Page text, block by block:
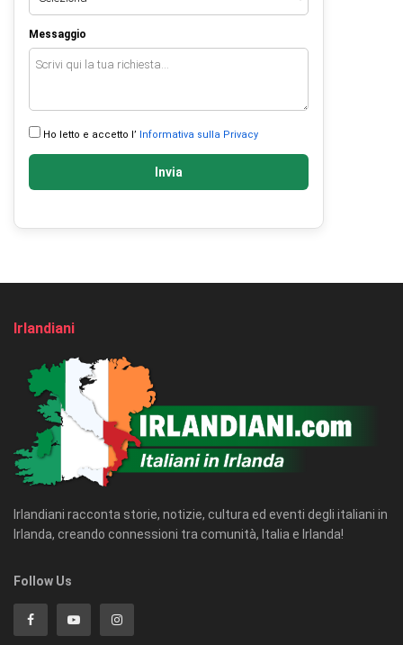
Messaggio
Ho letto e accetto l’ Informativa sulla Privacy
Invia
Irlandiani
Irlandiani racconta storie, notizie, cultura ed eventi degli italiani in
Irlanda, creando connessioni tra comunità, Italia e Irlanda!
Follow Us